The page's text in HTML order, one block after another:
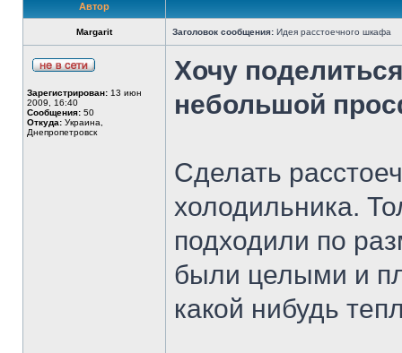
Автор
Margarit Заголовок сообщения: Идея расстоечного шкафа
Зарегистрирован: 13 июн
2009, 16:40
Сообщения: 50
Откуда: Украина,
Днепропетровск
Хочу
небольшой
Сделать
холодильника.
подходили по
были целыми и
какой нибудь